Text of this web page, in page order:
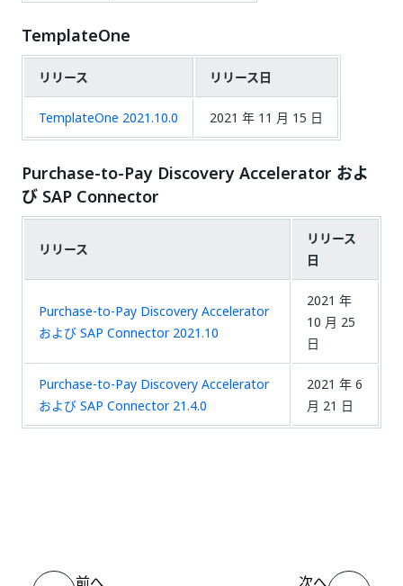
TemplateOne
リリース リリース日
TemplateOne 2021.10.0 2021 年 11 月 15 日
Purchase-to-Pay Discovery Accelerator およ
び SAP Connector
リリース
リリース
日
Purchase-to-Pay Discovery Accelerator
および SAP Connector 2021.10
2021 年
10 月 25
日
Purchase-to-Pay Discovery Accelerator
および SAP Connector 21.4.0
2021 年 6
月 21 日